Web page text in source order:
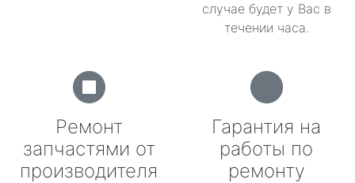
случае будет у Вас в
течении часа.
Ремонт
запчастями от
производителя
Гарантия на
работы по
ремонту